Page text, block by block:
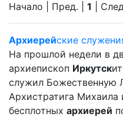
Начало | Пред. | 1 |
Архиерейские
На прошлой недели в
архиепископ Иркутск
служил Божественную
Архистратига
бесплотных архиерей